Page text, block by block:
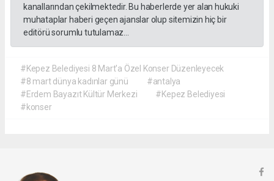
kanallarından çekilmektedir. Bu haberlerde yer alan hukuki
muhataplar haberi geçen ajanslar olup sitemizin hiç bir
editörü sorumlu tutulamaz...
#Kepez Belediyesi 8 Mart'a Özel Konser Düzenleyecek
#8 mart dünya kadınlar günü
#antalya
#Erdem Bayazıt Kültür Merkezi
#Kepez Belediyesi
#konser